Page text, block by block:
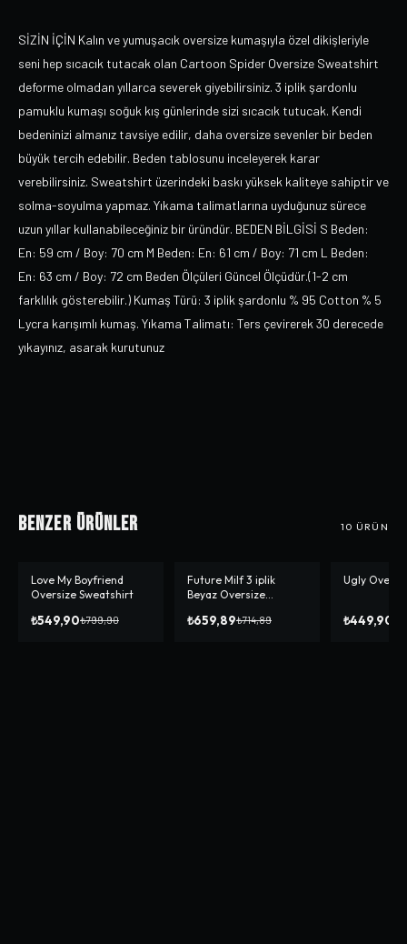
SİZİN İÇİN Kalın ve yumuşacık oversize kumaşıyla özel dikişleriyle
seni hep sıcacık tutacak olan Cartoon Spider Oversize Sweatshirt
deforme olmadan yıllarca severek giyebilirsiniz. 3 iplik şardonlu
pamuklu kumaşı soğuk kış günlerinde sizi sıcacık tutucak. Kendi
bedeninizi almanız tavsiye edilir, daha oversize sevenler bir beden
büyük tercih edebilir. Beden tablosunu inceleyerek karar
verebilirsiniz. Sweatshirt üzerindeki baskı yüksek kaliteye sahiptir ve
solma-soyulma yapmaz. Yıkama talimatlarına uyduğunuz sürece
uzun yıllar kullanabileceğiniz bir üründür. BEDEN BİLGİSİ S Beden:
En: 59 cm / Boy: 70 cm M Beden: En: 61 cm / Boy: 71 cm L Beden:
En: 63 cm / Boy: 72 cm Beden Ölçüleri Güncel Ölçüdür.(1-2 cm
farklılık gösterebilir.) Kumaş Türü: 3 iplik şardonlu % 95 Cotton % 5
Lycra karışımlı kumaş. Yıkama Talimatı: Ters çevirerek 30 derecede
yıkayınız, asarak kurutunuz
Benzer Ürünler 10 ÜRÜN
-%31
Love My Boyfriend
Oversize Sweatshirt
₺549,90₺799,90
-%8
Future Milf 3 iplik
Beyaz Oversize
₺659,89₺714,89
-% 10
Ugly
₺449,90